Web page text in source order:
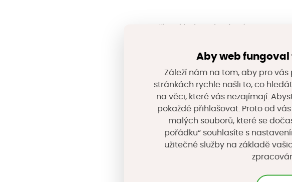
komunikací parkoviště, která je
umožňujícími vsak. Zpevněné
zatravňovacích dlaždic typu
Oproti původním předpokladům
pro parkování osázeny travním
vsak dešťových vod. K tomuto
lokalit. S ohledem na
Aby web fungoval
Záleží nám na tom, aby pro
stránkách rychle našli to, co
na věci, které vás nezajímají.
pokaždé přihlašovat. Proto od
malých souborů, které se
pořádku“ souhlasíte s
užitečné služby na základě